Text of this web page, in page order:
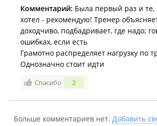
Комментарий: Была первый раз и те,
хотел - рекомендую! Тренер
доходчиво, подбадривает, где надо;
ошибках, если есть
Грамотно распределяет нагрузку по
Однозначно стоит идти
Спасибо 2
Больше комментариев нет. Добавить